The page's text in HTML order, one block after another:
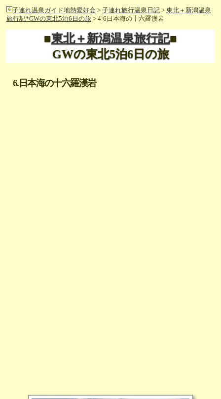
子連れ温泉ガイド地熱愛好会 > 子連れ旅行温泉日記> 東北＋新潟温泉
旅行記*GWの東北5泊6日の旅> 4-6日本海の十六羅漢岩
■東北＋新潟温泉旅行記■
GWの東北5泊6日の旅
6.日本海の十六羅漢岩